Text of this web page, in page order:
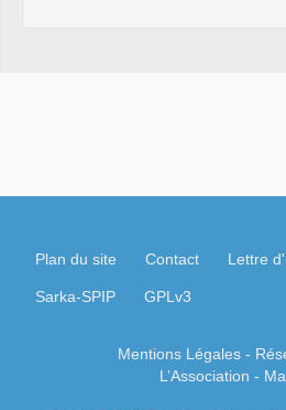
Plan du site Contact Lettre
Sarka-SPIP GPLv3
Mentions Légales-
L’Association -